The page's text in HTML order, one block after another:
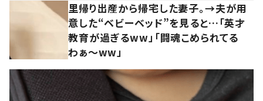
里帰り出産から帰宅した妻子。→夫が用
意した“ベビーベッド”を見ると…「英才
教育が過ぎるww」「闘魂こめられてる
わぁ～ww」